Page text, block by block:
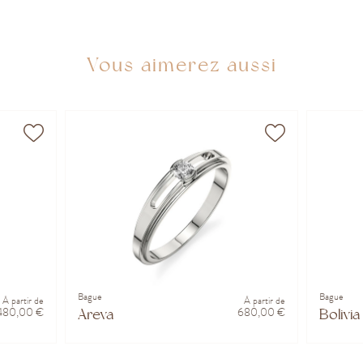
Vous aimerez aussi
À partir de
€
Bague
Areva
À partir de
680,00 €
Bague
Bolivia